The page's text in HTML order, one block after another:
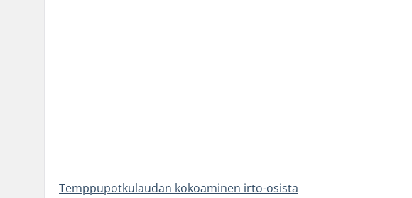
Temppupotkulaudan kokoaminen irto-osista